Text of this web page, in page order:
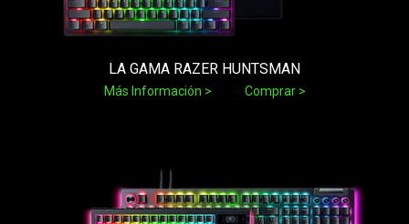
LA GAMA RAZER HUNTSMAN
Más Información Comprar